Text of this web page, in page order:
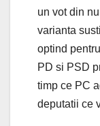
un vot din
varianta
optind
PD si PSD
timp ce PC
deputatii ce